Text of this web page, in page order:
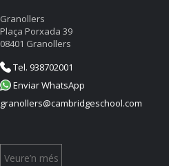
Granollers
Plaça Porxada 39
08401 Granollers
Tel. 938702001
Enviar WhatsApp
granollers@cambridgeschool.com
Veure’n més